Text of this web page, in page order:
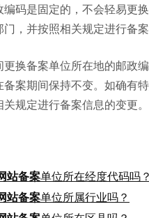
码是固定的，不会轻易更
，并按照相关规定进行备案
换备案单位所在地的邮政
案期间保持不变。如确有
规定进行备案信息的变更。
站备案单位所在经度代码吗？
站备案单位所属行业吗？